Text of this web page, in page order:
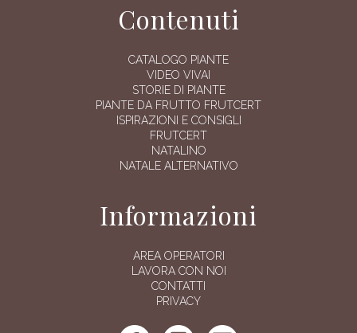
Contenuti
CATALOGO PIANTE
VIDEO VIVAI
STORIE DI PIANTE
PIANTE DA FRUTTO FRUTCERT
ISPIRAZIONI E CONSIGLI
FRUTCERT
NATALINO
NATALE ALTERNATIVO
Informazioni
AREA OPERATORI
LAVORA CON NOI
CONTATTI
PRIVACY